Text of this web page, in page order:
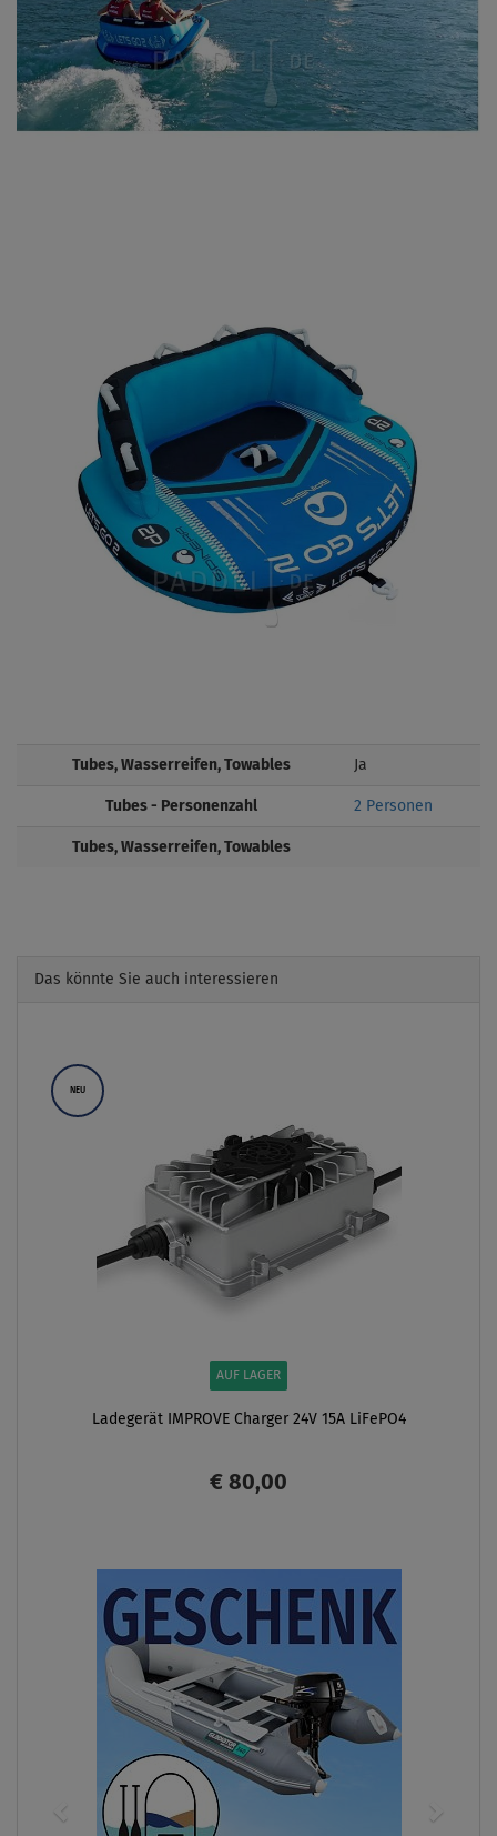
Tubes, Wasserreifen, Towables Ja
Tubes - Personenzahl 2 Personen
Tubes, Wasserreifen, Towables
Das könnte Sie auch interessieren
NEU
AUF LAGER
Ladegerät IMPROVE Charger 24V 15A LiFePO4
€ 80,00
ANZEIGEN